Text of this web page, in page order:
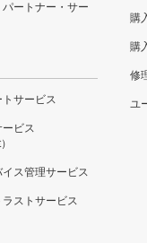
ートナー・サー
サービス
ビス
ス管理サービス
ストサービス
購
購
修
ユ